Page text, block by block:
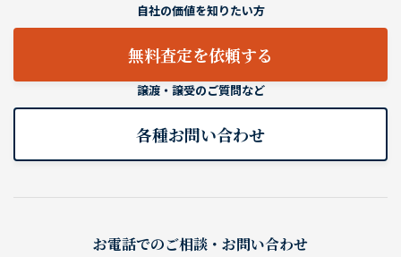
自社の価値を知りたい方
無料査定を依頼する
譲渡・譲受のご質問など
各種お問い合わせ
お電話でのご相談・お問い合わせ